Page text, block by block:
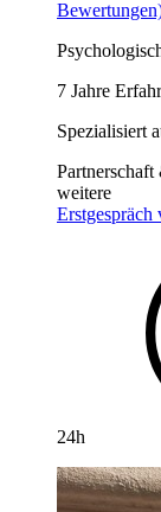
7 Jahre
Spezialisiert
weitere
Erstgespräch
24h